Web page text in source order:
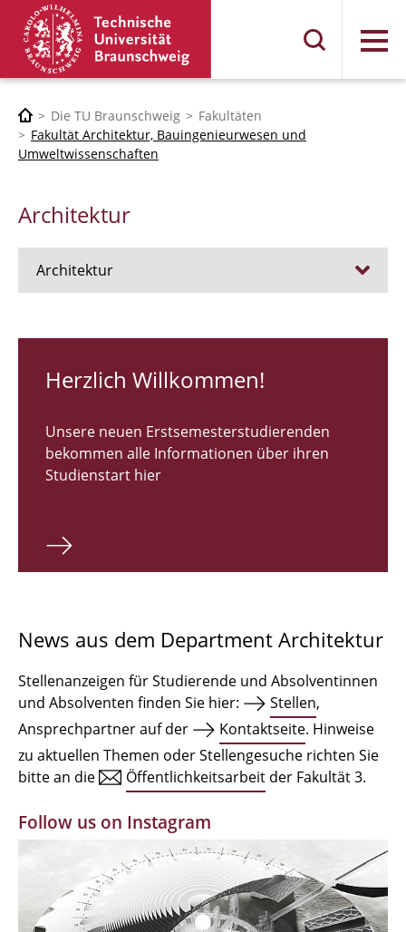
Menü
Die TU Braunschweig
Fakultäten
Fakultät Architektur, Bauingenieurwesen und
Umweltwissenschaften
Architektur
Architektur
RUNDGANG 26
Bachelor Architektur
Master Architektur
Qualifikationsprofil
Institute
Einrichtungen
Zeichensäle
MBW | Modellbauwerkstatt
Alumni | cloud club
Dokumente und Downloads
Herzlich Willkommen!
Unsere neuen Erstsemesterstudierenden
bekommen alle Informationen über ihren
Studienstart hier
News aus dem Department Architektur
Stellenanzeigen für Studierende und Absolventinnen
und Absolventen finden Sie hier:
Stellen,
Ansprechpartner auf der
Kontaktseite. Hinweise
zu aktuellen Themen oder Stellengesuche richten Sie
bitte an die
Öffentlichkeitsarbeit der Fakultät 3.
Follow us on Instagram